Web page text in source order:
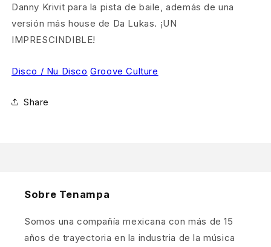
Danny Krivit para la pista de baile, además de una
versión más house de Da Lukas. ¡UN
IMPRESCINDIBLE!
Disco / Nu Disco Groove Culture
Share
Sobre Tenampa
Somos una compañía mexicana con más de 15
años de trayectoria en la industria de la música